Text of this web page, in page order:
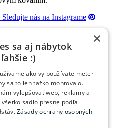
Sledujte nás na Instagrame
×
sa aj nábytok
:)
ako vy používate meter
sa to len ťažko montovalo.
vylepšovať web, reklamy a
sadlo presne podľa
Zásady ochrany osobných